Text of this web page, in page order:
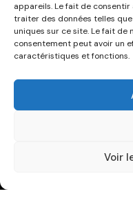
appareils. Le fait de
traiter des données telles
uniques sur ce site. Le fait de
consentement peut avoir un
caractéristiques et fonctions.
Voir
CATÉGORIES
Affiches
Affiches Acteurs de
Automobile